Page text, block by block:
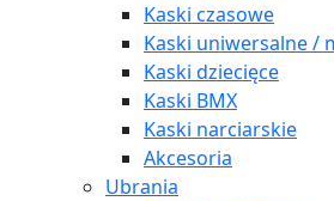
Kaski czasowe
Kaski uniwersalne /
Kaski dziecięce
Kaski BMX
Kaski narciarskie
Akcesoria
Ubrania